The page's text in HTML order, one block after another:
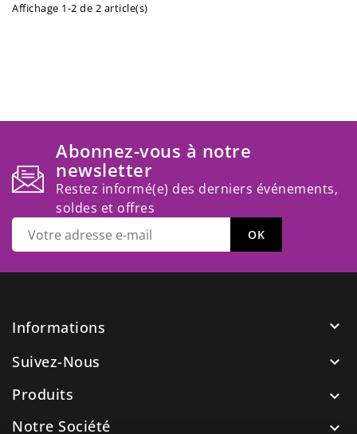
Affichage 1-2 de 2 article(s)
Abonnez-vous à notre
newsletter
Restez informé(e) des derniers événements,
soldes et offres
Informations

Suivez-Nous

Produits

Notre Société
